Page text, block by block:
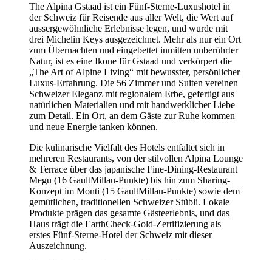
The Alpina Gstaad ist ein Fünf-Sterne-Luxushotel in
der Schweiz für Reisende aus aller Welt, die Wert auf
aussergewöhnliche Erlebnisse legen, und wurde mit
drei Michelin Keys ausgezeichnet. Mehr als nur ein Ort
zum Übernachten und eingebettet inmitten unberührter
Natur, ist es eine Ikone für Gstaad und verkörpert die
„The Art of Alpine Living“ mit bewusster, persönlicher
Luxus-Erfahrung. Die 56 Zimmer und Suiten vereinen
Schweizer Eleganz mit regionalem Erbe, gefertigt aus
natürlichen Materialien und mit handwerklicher Liebe
zum Detail. Ein Ort, an dem Gäste zur Ruhe kommen
und neue Energie tanken können.
Die kulinarische Vielfalt des Hotels entfaltet sich in
mehreren Restaurants, von der stilvollen Alpina Lounge
& Terrace über das japanische Fine-Dining-Restaurant
Megu (16 GaultMillau-Punkte) bis hin zum Sharing-
Konzept im Monti (15 GaultMillau-Punkte) sowie dem
gemütlichen, traditionellen Schweizer Stübli. Lokale
Produkte prägen das gesamte Gästeerlebnis, und das
Haus trägt die EarthCheck-Gold-Zertifizierung als
erstes Fünf-Sterne-Hotel der Schweiz mit dieser
Auszeichnung.